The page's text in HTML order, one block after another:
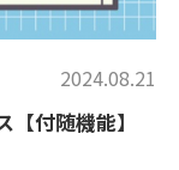
2024.08.21
付随機能】